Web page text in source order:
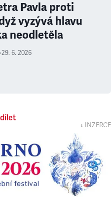
Pavla proti
vyzývá hlavu
neodletěla
•29. 6. 2026
↓ INZERCE